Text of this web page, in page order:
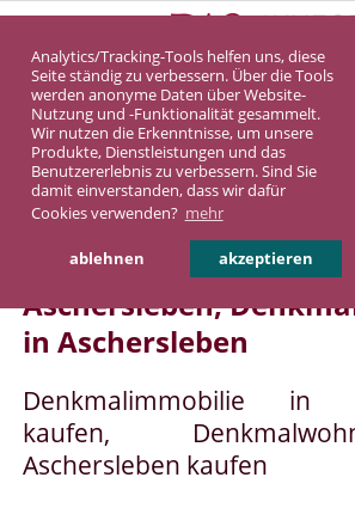
Analytics/Tracking-Tools helfen uns, diese
Seite ständig zu verbessern. Über die Tools
werden anonyme Daten über Website-
Nutzung und -Funktionalität gesammelt.
Wir nutzen die Erkenntnisse, um unsere
Produkte, Dienstleistungen und das
Benutzererlebnis zu verbessern. Sind Sie
damit einverstanden, dass wir dafür
Cookies verwenden? mehr
ablehnen akzeptieren
Denkmalimmobilie
Denkmalwohnung
DASINVEST Service
Denkmalimmobilie in
Aschersleben,
in Aschersleben
Denkmalimmobilie in
kaufen,
Aschersleben kaufen